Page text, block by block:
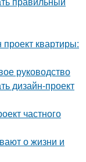
проект квартиры:
руководство
дизайн-проект
частного
о жизни и